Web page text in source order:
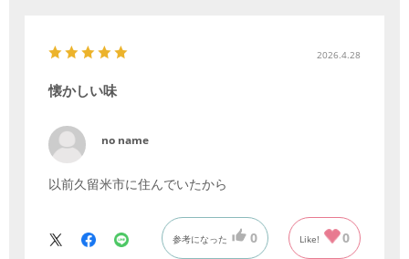
2026.4.28
懐かしい味
no name
以前久留米市に住んでいたから
参考になった 0 Like! 0